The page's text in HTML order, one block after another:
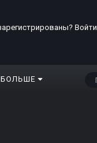
Войти
БОЛЬШЕ